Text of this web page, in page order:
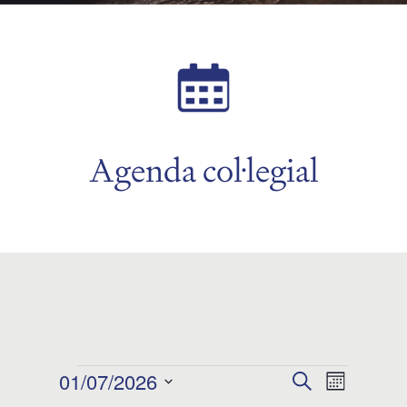
Agenda col·legial
Esdeveniments
Navegació
Cerca
Mes
01/07/2026